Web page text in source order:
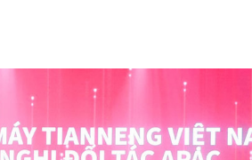
XÂY DỰNG NÔNG THÔN MỚI